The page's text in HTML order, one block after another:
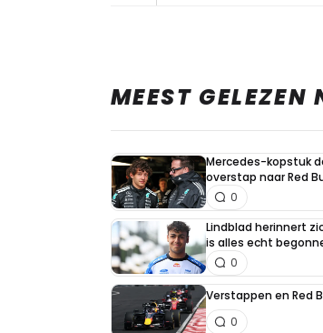
MEEST GELEZEN
Mercedes-kopstuk
overstap naar Red
0
Lindblad herinnert
is alles echt
0
Verstappen en Red
0